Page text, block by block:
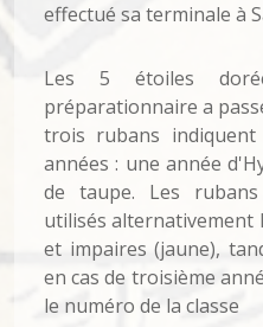
effectué sa terminale à
Les 5 étoiles
préparationnaire a
trois rubans
années : une année
de taupe. Les
utilisés alternativement
et impaires (jaune),
en cas de troisième
le numéro de la classe